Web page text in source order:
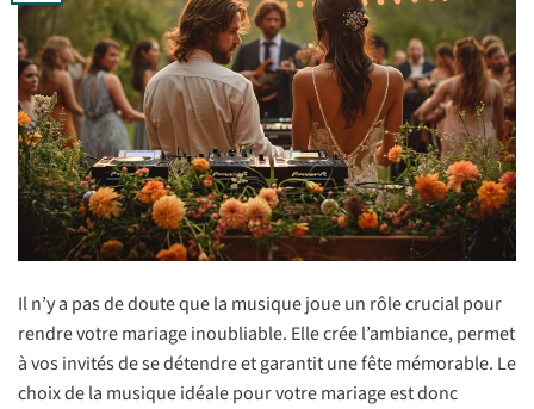
Il n’y a pas de doute que la musique joue un rôle crucial pour
rendre votre mariage inoubliable. Elle crée l’ambiance, permet
à vos invités de se détendre et garantit une fête mémorable. Le
choix de la musique idéale pour votre mariage est donc